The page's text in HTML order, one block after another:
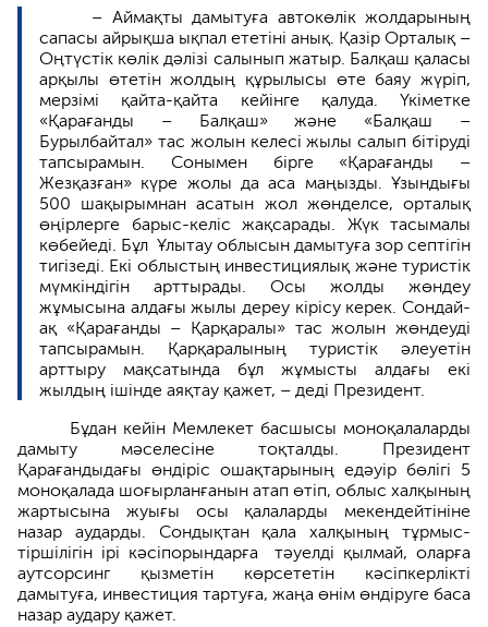
– Аймақты дамытуға автокөлік жолдарының
сапасы айрықша ықпал ететіні анық. Қазір Орталық –
Оңтүстік көлік дәлізі салынып жатыр. Балқаш қаласы
арқылы өтетін жолдың құрылысы өте баяу жүріп,
мерзімі қайта-қайта кейінге қалуда. Үкіметке
«Қарағанды – Балқаш» және «Балқаш –
Бурылбайтал» тас жолын келесі жылы салып бітіруді
тапсырамын. Сонымен бірге «Қарағанды –
Жезқазған» күре жолы да аса маңызды. Ұзындығы
500 шақырымнан асатын жол жөнделсе, орталық
өңірлерге барыс-келіс жақсарады. Жүк тасымалы
көбейеді. Бұл Ұлытау облысын дамытуға зор септігін
тигізеді. Екі облыстың инвестициялық және туристік
мүмкіндігін арттырады. Осы жолды жөндеу
жұмысына алдағы жылы дереу кірісу керек. Сондай-
ақ «Қарағанды – Қарқаралы» тас жолын жөндеуді
тапсырамын. Қарқаралының туристік әлеуетін
арттыру мақсатында бұл жұмысты алдағы екі
жылдың ішінде аяқтау қажет, – деді Президент.
Бұдан кейін Мемлекет басшысы моноқалаларды
дамыту мәселесіне тоқталды. Президент
Қарағандыдағы өндіріс ошақтарының едәуір бөлігі 5
моноқалада шоғырланғанын атап өтіп, облыс халқының
жартысына жуығы осы қалаларды мекендейтініне
назар аударды. Сондықтан қала халқының тұрмыс-
тіршілігін ірі кәсіпорындарға тәуелді қылмай, оларға
аутсорсинг қызметін көрсететін кәсіпкерлікті
дамытуға, инвестиция тартуға, жаңа өнім өндіруге баса
назар аудару қажет.